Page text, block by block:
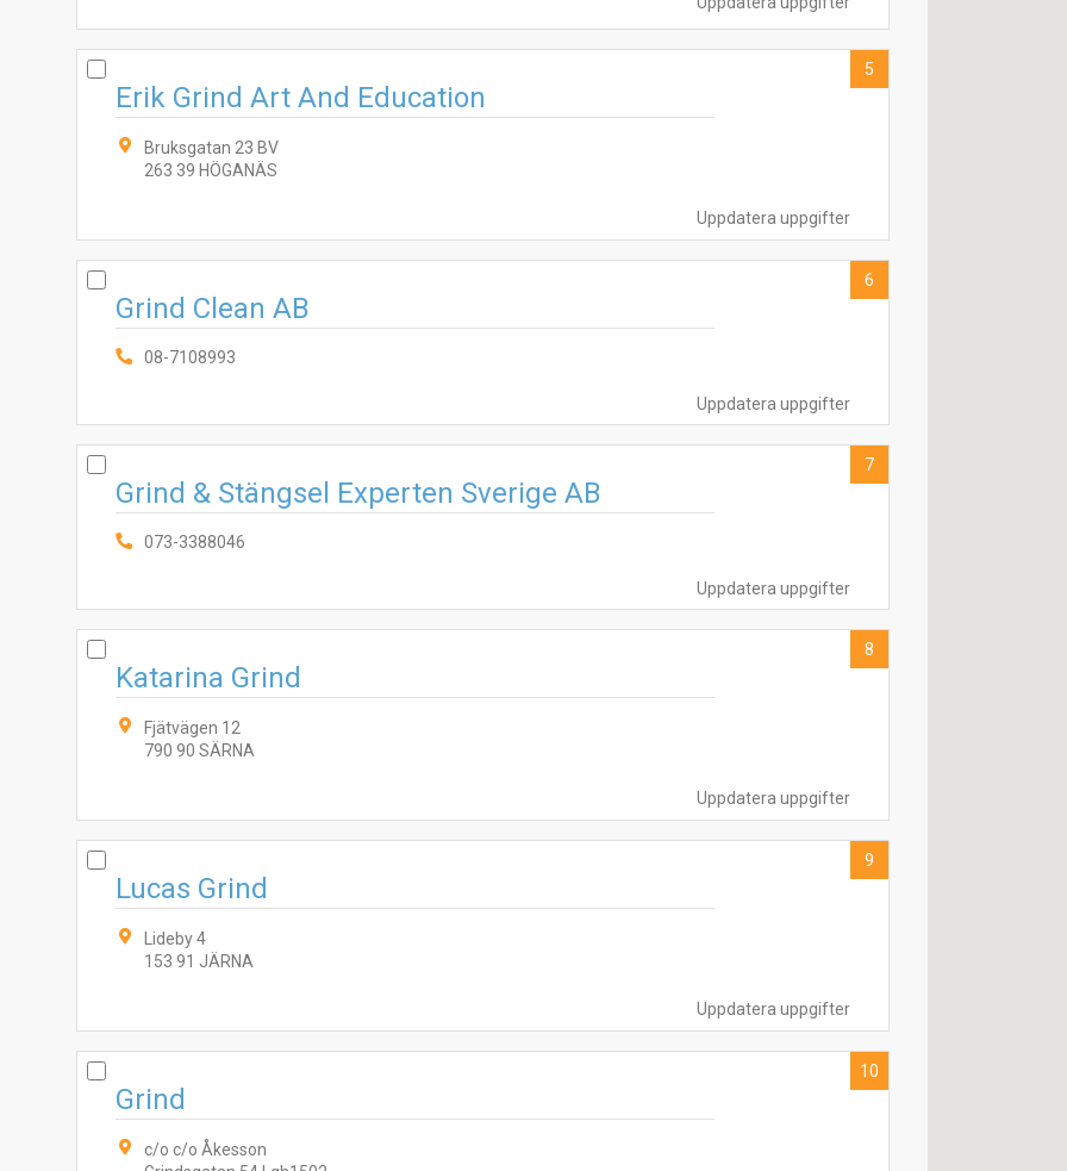
Uppdatera uppgifter
Erik Grind Art And Education
Bruksgatan 23 BV
263 39 HÖGANÄS
5
Uppdatera uppgifter
Grind Clean AB
08-7108993
6
Uppdatera uppgifter
Grind & Stängsel Experten Sverige AB
073-3388046
7
Uppdatera uppgifter
Katarina Grind
Fjätvägen 12
790 90 SÄRNA
8
Uppdatera uppgifter
Lucas Grind
Lideby 4
153 91 JÄRNA
9
Grind
c/o c/o Åkesson
10